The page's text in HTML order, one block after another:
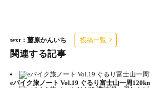
土浦駅から5分のところにある霞ヶ浦総
ト地にした。オランダ風車が印象的。
text：藤原かんいち 投稿一覧
関連する記事
eバイク旅ノート Vol.19 ぐるり富士山一周